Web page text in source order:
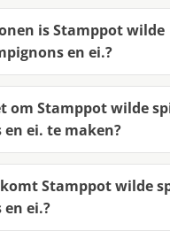
is Stamppot wilde
en ei.?
om Stamppot wilde
ei. te maken?
Stamppot wilde
ei.?